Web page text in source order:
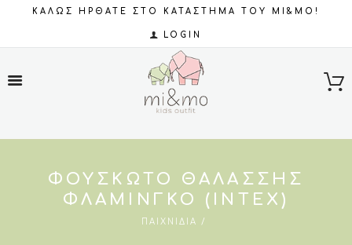
ΚΑΛΩΣ ΗΡΘΑΤΕ ΣΤΟ ΚΑΤΑΣΤΗΜΑ ΤΟΥ MI&MO!
LOGIN
ΦΟΥΣΚΩΤΌ ΘΑΛΆΣΣΗΣ
ΦΛΑΜΊΝΓΚΟ (INTEX)
ΠΑΙΧΝΊΔΙΑ